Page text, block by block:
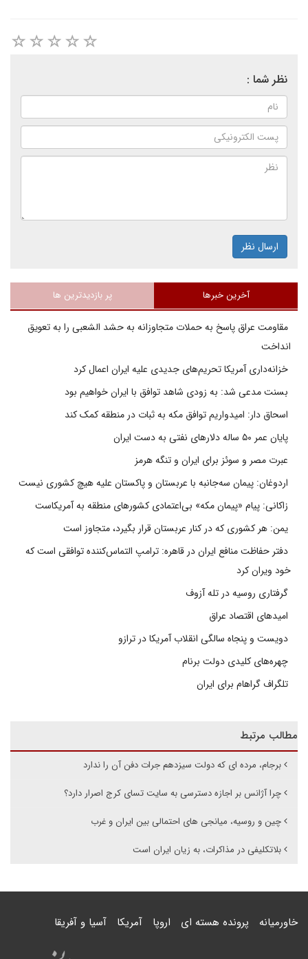
نظر شما :
ارسال نظر
آخرین خبرها پر بازدیدترین ها
مقاومت عراق پاسخ به حملات متجاوزانه به حشد الشعبی را به تعویق
انداخت
خزانه‌داری آمریکا تحریم‌های جدیدی علیه ایران اعمال کرد
بسنت مدعی شد: به زودی شاهد توافق با ایران خواهیم بود
اسحاق دار: امیدواریم توافق مکه به ثبات در منطقه کمک کند
پایان عمر ۵۰ ساله دلارهای نفتی به دست ایران
عبرت مصر و سوئز برای ایران و تنگه هرمز
اردوغان: پیمان سه‌جانبه با عربستان و پاکستان علیه هیچ کشوری نیست
زاکانی: پیام «پیمان مکه» بی‌اعتمادی کشورهای منطقه به آمریکاست
یمن: هر کشوری که در کنار عربستان قرار بگیرد، متجاوز است
دفتر حفاظت منافع ایران در قاهره: ترامپ التماس‌کننده توافقی است که
خود ویران کرد
گرفتاری روسیه در تله آزوف
امیدهای اقتصاد عراق
دویست و پنجاه سالگی انقلاب آمریکا در ترازو
چهره‌های کلیدی دولت برنام
تلگراف گراهام برای ایران
مطالب مرتبط
برجام، مرده ای که دولت سیزدهم جرات دفن آن را ندارد
چرا آژانس بر اجازه دسترسی به سایت تسای کرج اصرار دارد؟
چین و روسیه، میانجی های احتمالی بین ایران و غرب
بلاتکلیفی در مذاکرات، به زیان ایران است
خاورمیانه پرونده هسته ای اروپا آمریکا آسیا و آفریقا